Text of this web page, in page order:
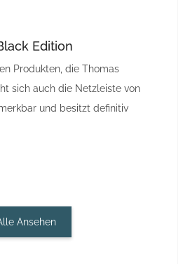
Edition
Produkten, die Thomas
sich auch die Netzleiste von
und besitzt definitiv
Ansehen